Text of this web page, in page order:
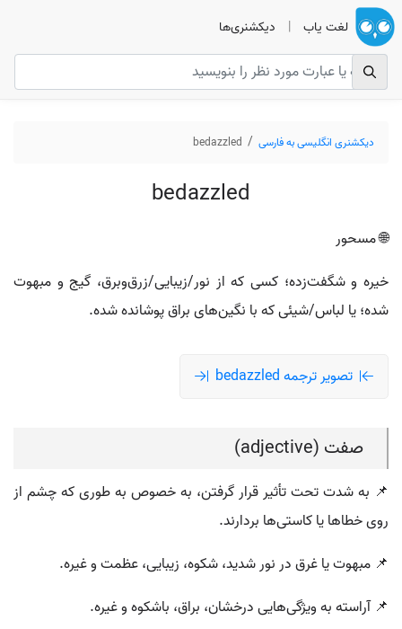
لغت یاب | دیکشنری‌ها
دیکشنری انگلیسی به فارسی bedazzled
bedazzled
🌐 مسحور
خیره و شگفت‌زده؛ کسی که از نور/زیبایی/زرق‌وبرق، گیج و مبهوت
شده؛ یا لباس/شیئی که با نگین‌های براق پوشانده شده.
تصویر ترجمه bedazzled
صفت (adjective)
📌 به شدت تحت تأثیر قرار گرفتن، به خصوص به طوری که چشم از
روی خطاها یا کاستی‌ها بردارند.
📌 مبهوت یا غرق در نور شدید، شکوه، زیبایی، عظمت و غیره.
📌 آراسته به ویژگی‌هایی درخشان، براق، باشکوه و غیره.